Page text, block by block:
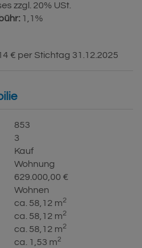
zzgl. 20% USt.
1,1%
€ per Stichtag 31.12.2025
853
3
Kauf
Wohnung
629.000,00 €
Wohnen
ca. 58,12 m2
ca. 58,12 m2
ca. 58,12 m2
ca. 1,53 m2